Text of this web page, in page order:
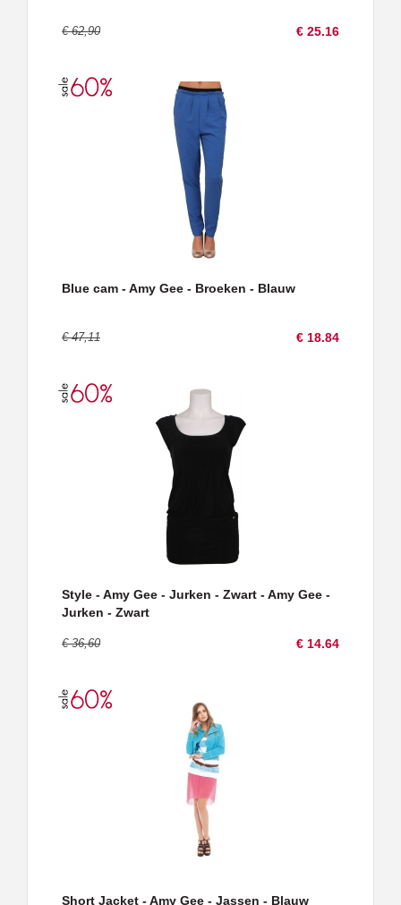
€ 62,90 € 25.16
Blue cam - Amy Gee - Broeken - Blauw
€ 47,11 € 18.84
Style - Amy Gee - Jurken - Zwart - Amy Gee -
Jurken - Zwart
€ 36,60 € 14.64
Short Jacket - Amy Gee - Jassen - Blauw